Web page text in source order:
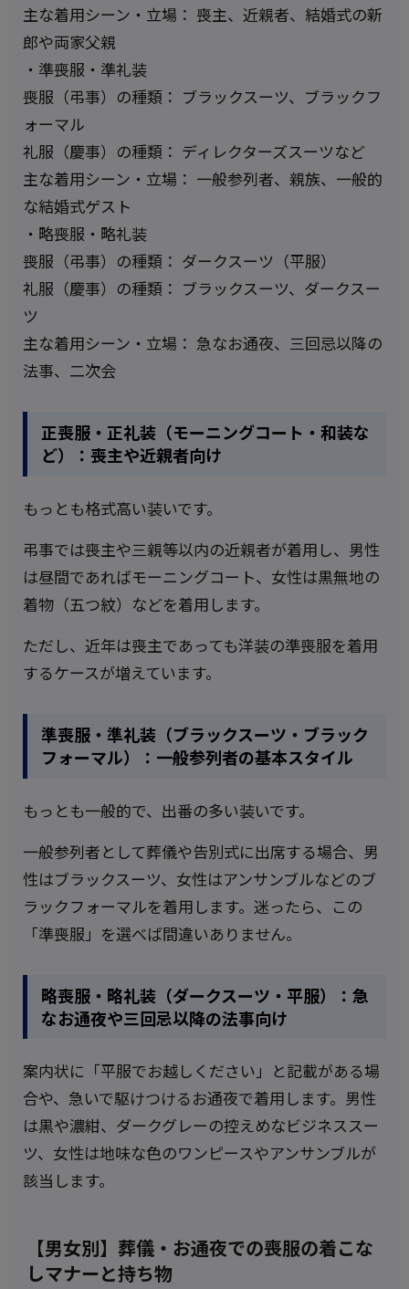
主な着用シーン・立場： 喪主、近親者、結婚式の新
郎や両家父親
・準喪服・準礼装
喪服（弔事）の種類： ブラックスーツ、ブラックフ
ォーマル
礼服（慶事）の種類： ディレクターズスーツなど
主な着用シーン・立場： 一般参列者、親族、一般的
な結婚式ゲスト
・略喪服・略礼装
喪服（弔事）の種類： ダークスーツ（平服）
礼服（慶事）の種類： ブラックスーツ、ダークスー
ツ
主な着用シーン・立場： 急なお通夜、三回忌以降の
法事、二次会
正喪服・正礼装（モーニングコート・和装な
ど）：喪主や近親者向け
もっとも格式高い装いです。
弔事では喪主や三親等以内の近親者が着用し、男性
は昼間であればモーニングコート、女性は黒無地の
着物（五つ紋）などを着用します。
ただし、近年は喪主であっても洋装の準喪服を着用
するケースが増えています。
準喪服・準礼装（ブラックスーツ・ブラック
フォーマル）：一般参列者の基本スタイル
もっとも一般的で、出番の多い装いです。
一般参列者として葬儀や告別式に出席する場合、男
性はブラックスーツ、女性はアンサンブルなどのブ
ラックフォーマルを着用します。迷ったら、この
「準喪服」を選べば間違いありません。
略喪服・略礼装（ダークスーツ・平服）：急
なお通夜や三回忌以降の法事向け
案内状に「平服でお越しください」と記載がある場
合や、急いで駆けつけるお通夜で着用します。男性
は黒や濃紺、ダークグレーの控えめなビジネススー
ツ、女性は地味な色のワンピースやアンサンブルが
該当します。
【男女別】葬儀・お通夜での喪服の着こな
しマナーと持ち物